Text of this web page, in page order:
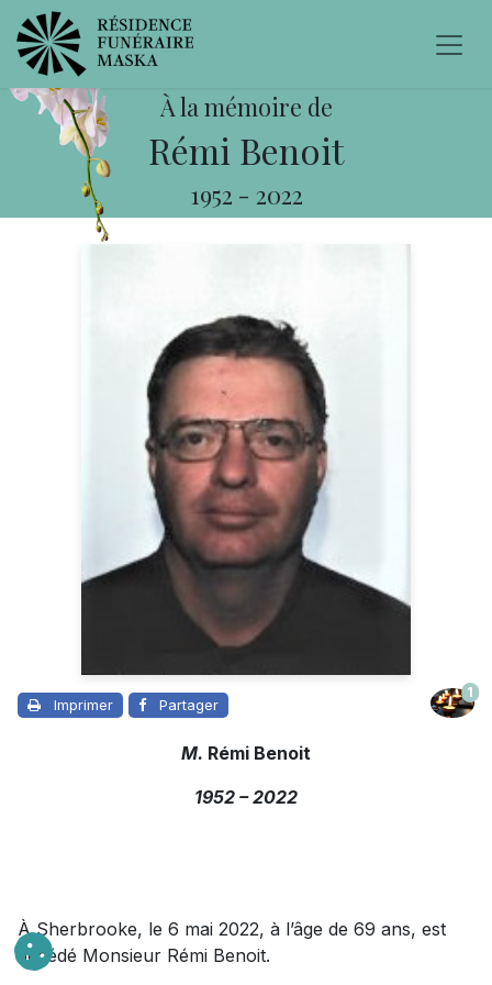
À la mémoire de
Rémi Benoit
1952 - 2022
Imprimer Partager
1
M. Rémi Benoit
1952 –2022
À Sherbrooke, le 6 mai 2022, à l’âge de 69 ans, est
décédé Monsieur Rémi Benoit.